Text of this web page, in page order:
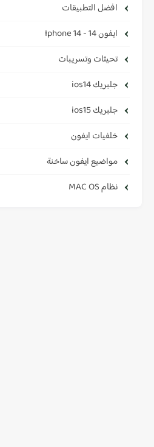
افضل التطبيقات
ايفون 14 - Iphone 14
تحيثات وتسريبات
جلبريك ios14
جلبريك ios15
خلفيات ايفون
مواضيع ايفون ساخنة
نظام MAC OS